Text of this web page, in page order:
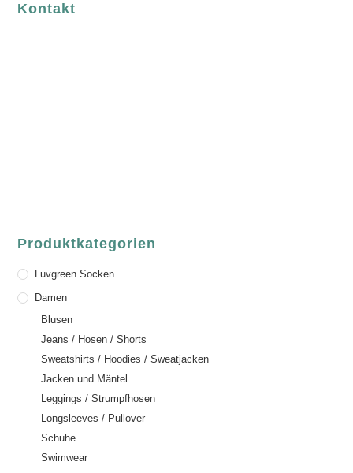
Kontakt
Produktkategorien
Luvgreen Socken
Damen
Blusen
Jeans / Hosen / Shorts
Sweatshirts / Hoodies / Sweatjacken
Jacken und Mäntel
Leggings / Strumpfhosen
Longsleeves / Pullover
Schuhe
Swimwear